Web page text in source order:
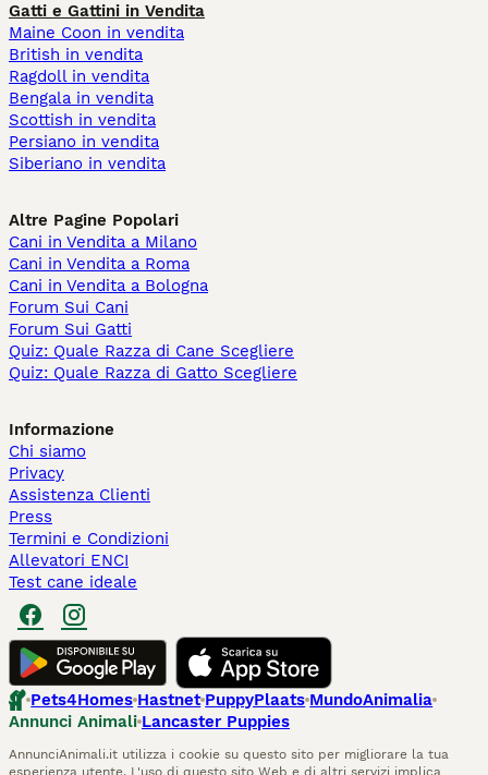
Gatti e Gattini in Vendita
Maine Coon in vendita
British in vendita
Ragdoll in vendita
Bengala in vendita
Scottish in vendita
Persiano in vendita
Siberiano in vendita
Altre Pagine Popolari
Cani in Vendita a Milano
Cani in Vendita a Roma
Cani in Vendita a Bologna
Forum Sui Cani
Forum Sui Gatti
Quiz: Quale Razza di Cane Scegliere
Quiz: Quale Razza di Gatto Scegliere
Informazione
Chi siamo
Privacy
Assistenza Clienti
Press
Termini e Condizioni
Allevatori ENCI
Test cane ideale
Pets4Homes Hastnet PuppyPlaats MundoAnimalia
Annunci Animali Lancaster Puppies
AnnunciAnimali.it utilizza i cookie su questo sito per migliorare la tua